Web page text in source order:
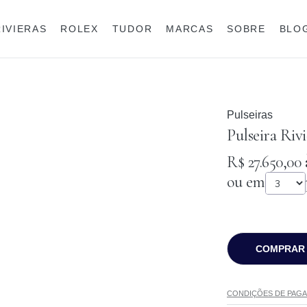
MARCAS SOBRE
ROLEX TUDOR
Pulseiras
Pulseira
R$ 27.650,00
ou em
CONDIÇÕES DE